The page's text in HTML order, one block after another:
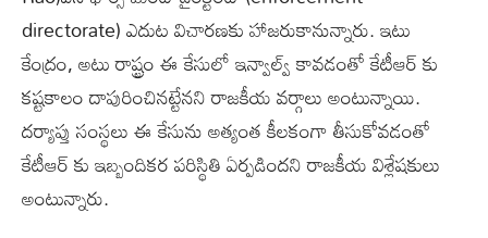
directorate) ఎదుట విచారణకు హాజరుకానున్నారు. ఇటు
కేంద్రం, అటు రాష్ట్రం ఈ కేసులో ఇన్వాల్వ్ కావడంతో కేటీఆర్ కు
కష్టకాలం దాపురించినట్టేనని రాజకీయ వర్గాలు అంటున్నాయి.
దర్యాప్తు సంస్థలు ఈ కేసును అత్యంత కీలకంగా తీసుకోవడంతో
కేటీఆర్ కు ఇబ్బందికర పరిస్థితి ఏర్పడిందని రాజకీయ విశ్లేషకులు
అంటున్నారు.